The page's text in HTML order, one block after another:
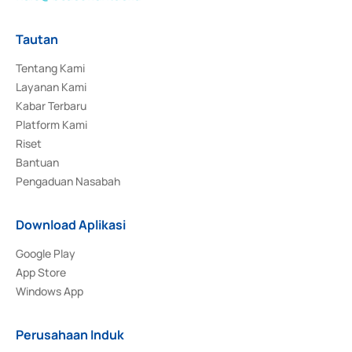
Tautan
Tentang Kami
Layanan Kami
Kabar Terbaru
Platform Kami
Riset
Bantuan
Pengaduan Nasabah
Download Aplikasi
Google Play
App Store
Windows App
Perusahaan Induk